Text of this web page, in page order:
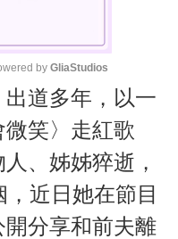
M
u
t
e
by GliaStudios
道多年，以一
笑〉走紅歌
、姊姊猝逝，
近日她在節目
開分享和前夫離